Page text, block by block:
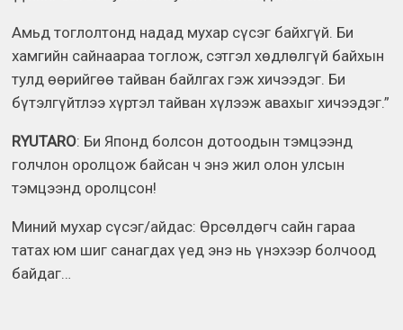
Амьд тоглолтонд надад мухар сүсэг байхгүй. Би
хамгийн сайнаараа тоглож, сэтгэл хөдлөлгүй байхын
тулд өөрийгөө тайван байлгах гэж хичээдэг. Би
бүтэлгүйтлээ хүртэл тайван хүлээж авахыг хичээдэг.”
RYUTARO: Би Японд болсон дотоодын тэмцээнд
голчлон оролцож байсан ч энэ жил олон улсын
тэмцээнд оролцсон!
Миний мухар сүсэг/айдас: Өрсөлдөгч сайн гараа
татах юм шиг санагдах үед энэ нь үнэхээр болчоод
байдаг…